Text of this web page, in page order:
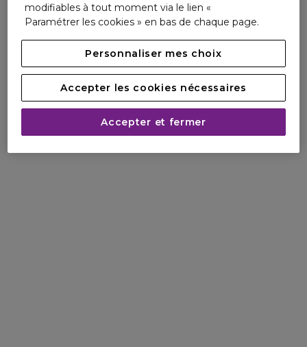
modifiables à tout moment via le lien «
Paramétrer les cookies » en bas de chaque page.
Personnaliser mes choix
Accepter les cookies nécessaires
Accepter et fermer